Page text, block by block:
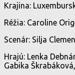
Krajina:
Réžia: Caroline
Scenár: Silja
Hrajú: Lenka
Gabika